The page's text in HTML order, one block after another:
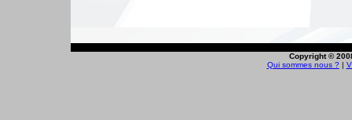
Copyright ©
Qui sommes nous ? |